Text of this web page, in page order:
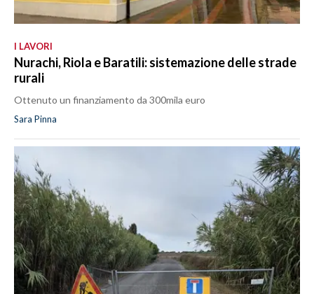
I LAVORI
Nurachi, Riola e Baratili: sistemazione delle strade
rurali
Ottenuto un finanziamento da 300mila euro
Sara Pinna